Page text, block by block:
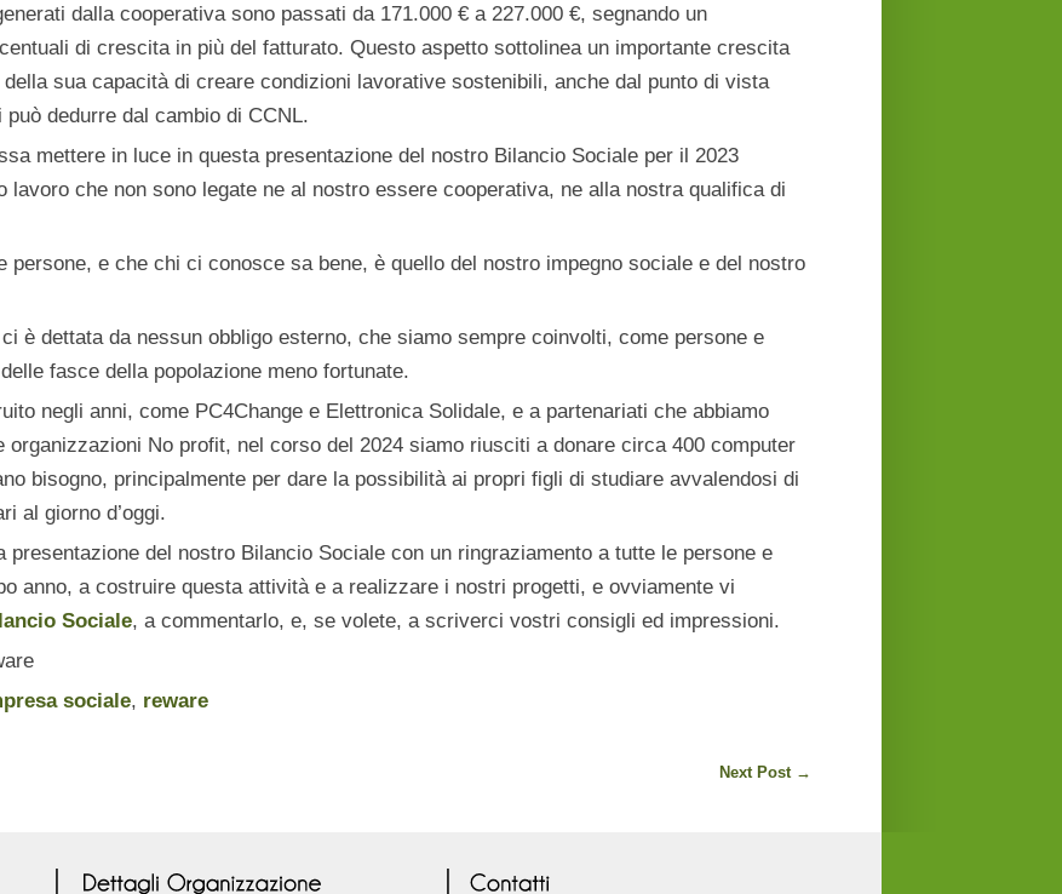
dalla cooperativa sono passati da 171.000 € a 227.000 €, segnando un
di crescita in più del fatturato. Questo aspetto sottolinea un importante crescita
sua capacità di creare condizioni lavorative sostenibili, anche dal punto di vista
dedurre dal cambio di CCNL.
mettere in luce in questa presentazione del nostro Bilancio Sociale per il 2023
lavoro che non sono legate ne al nostro essere cooperativa, ne alla nostra qualifica di
e che chi ci conosce sa bene, è quello del nostro impegno sociale e del nostro
è dettata da nessun obbligo esterno, che siamo sempre coinvolti, come persone e
fasce della popolazione meno fortunate.
negli anni, come PC4Change e Elettronica Solidale, e a partenariati che abbiamo
No profit, nel corso del 2024 siamo riusciti a donare circa 400 computer
bisogno, principalmente per dare la possibilità ai propri figli di studiare avvalendosi di
al giorno d’oggi.
presentazione del nostro Bilancio Sociale con un ringraziamento a tutte le persone e
anno, a costruire questa attività e a realizzare i nostri progetti, e ovviamente vi
Sociale, a commentarlo, e, se volete, a scriverci vostri consigli ed impressioni.
sociale, reware
Next Post →